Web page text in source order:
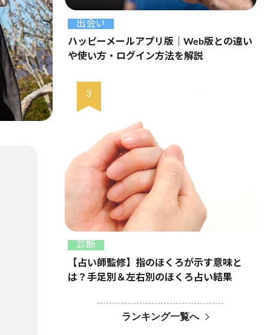
出会い
ハッピーメールアプリ版｜Web版との違い
や使い方・ログイン方法を解説
診断
【占い師監修】指のほくろが示す意味と
は？手足別＆左右別のほくろ占い結果
ランキング一覧へ